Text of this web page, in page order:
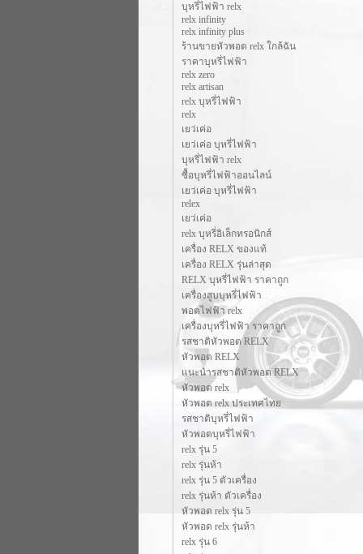
บุหรี่ไฟฟ้า relx
relx infinity
relx infinity plus
ร้านขายหัวพอต relx ใกล้ฉัน
ราคาบุหรี่ไฟฟ้า
relx zero
relx artisan
relx บุหรี่ไฟฟ้า
relx
เยว่เค่อ
เยว่เค่อ บุหรี่ไฟฟ้า
บุหรี่ไฟฟ้า relx
ซื้อบุหรี่ไฟฟ้าออนไลน์
เยว่เค่อ บุหรี่ไฟฟ้า
relex
เยว่เค่อ
relx บุหรี่อิเล็กทรอนิกส์
เครื่อง RELX ของแท้
เครื่อง RELX รุ่นล่าสุด
RELX บุหรี่ไฟฟ้า ราคาถูก
เครื่องสูบบุหรี่ไฟฟ้า
พอตไฟฟ้า relx
เครื่องบุหรี่ไฟฟ้า ราคาถูก
รสชาติหัวพอต RELX
หัวพอต RELX
แนะนำรสชาติหัวพอต RELX
หัวพอต relx
หัวพอต relx ประเทศไทย
รสชาติบุหรี่ไฟฟ้า
หัวพอตบุหรี่ไฟฟ้า
relx รุ่น 5
relx รุ่นห้า
relx รุ่น 5 ตัวเครื่อง
relx รุ่นห้า ตัวเครื่อง
หัวพอด relx รุ่น 5
หัวพอด relx รุ่นห้า
relx รุ่น 6